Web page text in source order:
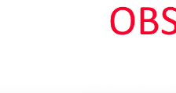
innehåll